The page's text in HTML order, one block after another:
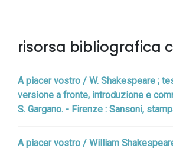
risorsa bibliografica
A piacer vostro / W. Shakespeare ;
versione a fronte, introduzione e
S. Gargano. - Firenze : Sansoni,
A piacer vostro / William